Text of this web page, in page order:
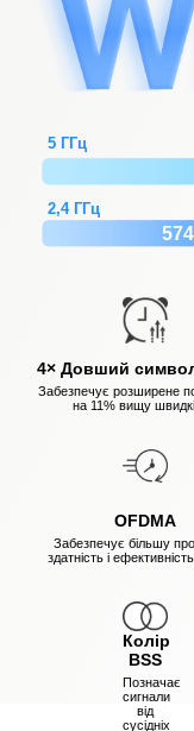
5 ГГц
2,4 ГГц
4× Довший
Забезпечує розширене
на 11% вищу
OFDMA
Забезпечує більшу
здатність і
Колір
BSS
Позначає
сигнали
від
сусідніх